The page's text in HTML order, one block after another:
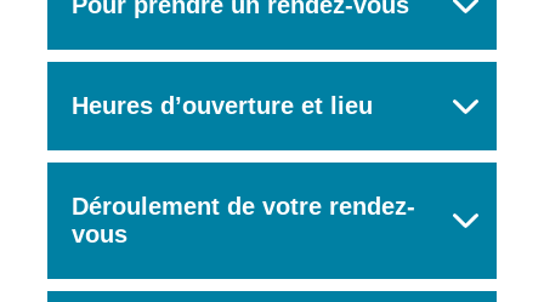
Heures d’ouverture et lieu
Déroulement de votre rendez-
vous